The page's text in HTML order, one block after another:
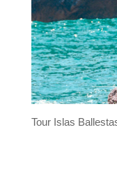
Tour Islas